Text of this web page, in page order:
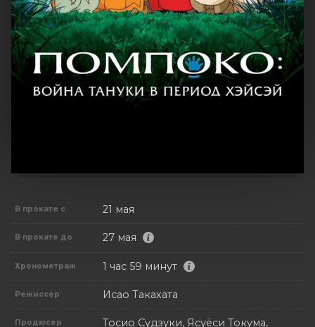
В прокате с 21 мая
В прокате до 27 мая
Хронометраж 1 час 59 минут
Режиссер Исао Такахата
Продюсер
Тосио Судзуки, Ясуёси Токума,